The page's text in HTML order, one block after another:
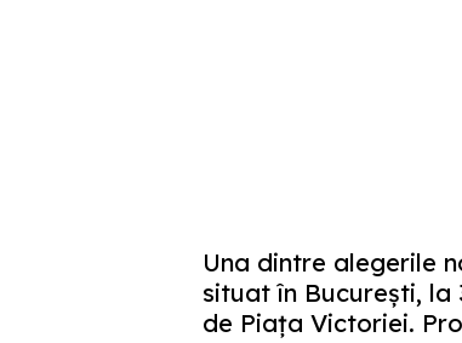
Una dintre alegerile
situat în București,
de Piața Victoriei.